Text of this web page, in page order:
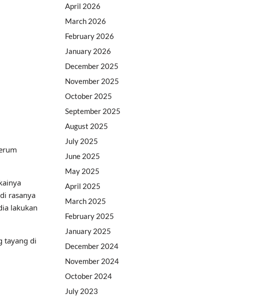
rasanya
lakukan
tayang di
April 2026
March 2026
February 2026
January 2026
December 2025
November 2025
October 2025
September 2025
August 2025
July 2025
June 2025
May 2025
April 2025
March 2025
February 2025
January 2025
December 2024
November 2024
October 2024
July 2023